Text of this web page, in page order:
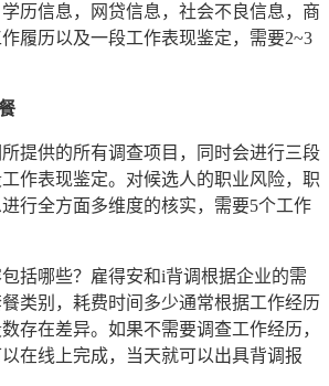
历信息，网贷信息，社会不良信息，商
履历以及一段工作表现鉴定，需要2~3
提供的所有调查项目，同时会进行三段
作表现鉴定。对候选人的职业风险，职
行全方面多维度的核实，需要5个工作
括哪些？雇得安和i背调根据企业的需
类别，耗费时间多少通常根据工作经历
存在差异。如果不需要调查工作经历，
在线上完成，当天就可以出具背调报